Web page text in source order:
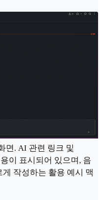
면. AI 관련 링크 및
이 표시되어 있으며, 음
작성하는 활용 예시 맥